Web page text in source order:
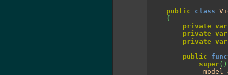
public
class
{
private var
private var
private var
public
super( )